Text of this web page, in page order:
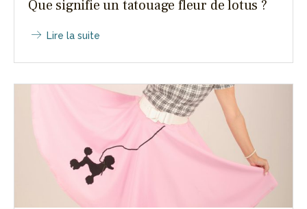
Que signifie un tatouage fleur de lotus ?
Lire la suite